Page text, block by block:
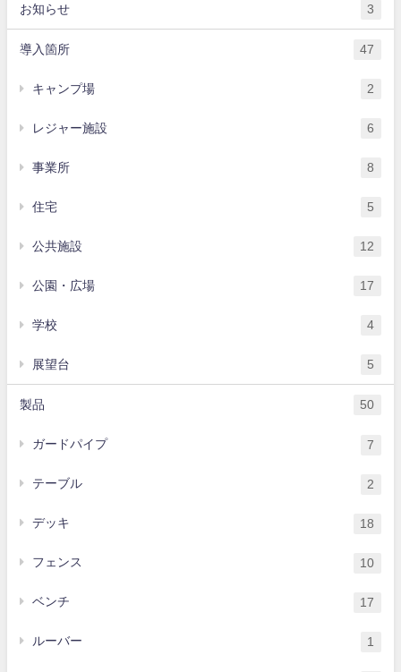
お知らせ 3
導入箇所 47
キャンプ場 2
レジャー施設 6
事業所 8
住宅 5
公共施設 12
公園・広場 17
学校 4
展望台 5
製品 50
ガードパイプ 7
テーブル 2
デッキ 18
フェンス 10
ベンチ 17
ルーバー 1